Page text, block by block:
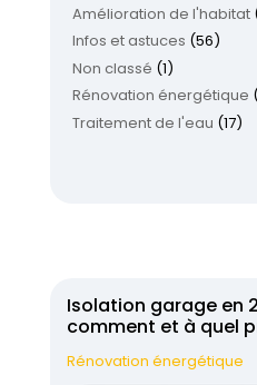
Amélioration de l'habitat
Infos et astuces (56)
Non classé (1)
Rénovation énergétique
Traitement de l'eau (17)
Isolation garage en
comment et à quel
Rénovation énergétique